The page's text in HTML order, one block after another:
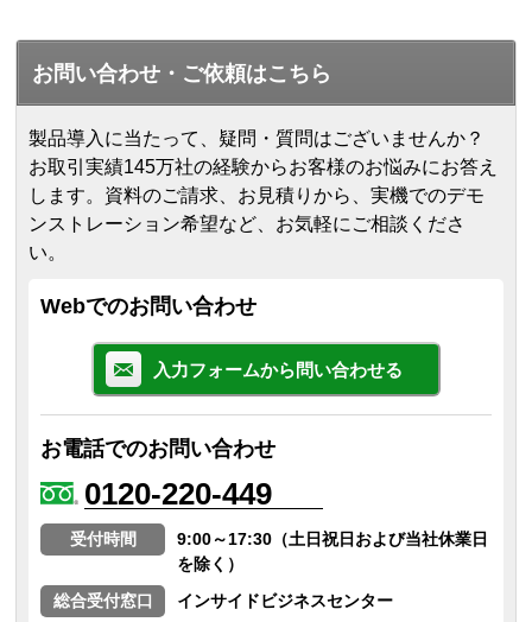
お問い合わせ・ご依頼はこちら
製品導入に当たって、疑問・質問はございませんか？
お取引実績145万社の経験からお客様のお悩みにお答え
します。 資料のご請求、お見積りから、実機でのデモ
ンストレーション希望など、お気軽にご相談くださ
い。
Webでのお問い合わせ
入力フォームから問い合わせる
お電話でのお問い合わせ
0120-220-449
受付時間
9:00～17:30（土日祝日および当社休業日
を除く）
総合受付窓口
インサイドビジネスセンター